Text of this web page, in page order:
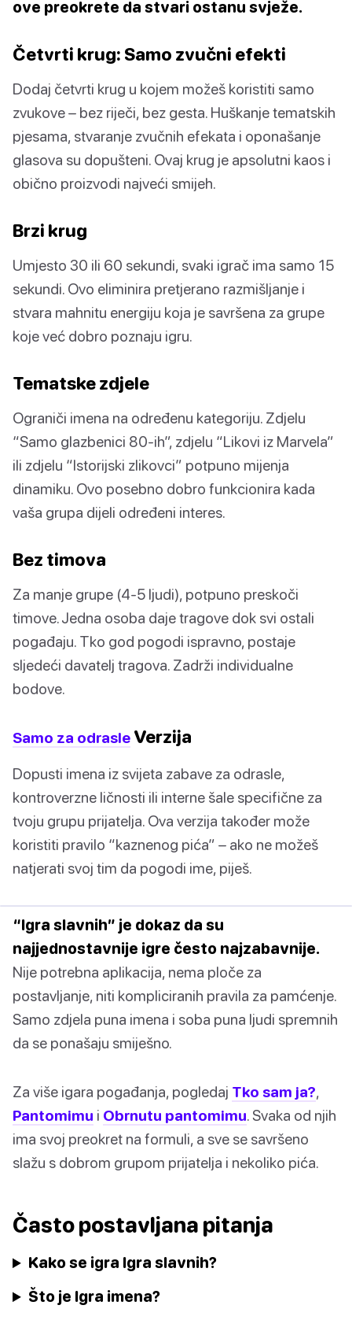
ove preokrete da stvari ostanu svježe.
Četvrti krug: Samo zvučni efekti
Dodaj četvrti krug u kojem možeš koristiti samo
zvukove – bez riječi, bez gesta. Huškanje tematskih
pjesama, stvaranje zvučnih efekata i oponašanje
glasova su dopušteni. Ovaj krug je apsolutni kaos i
obično proizvodi najveći smijeh.
Brzi krug
Umjesto 30 ili 60 sekundi, svaki igrač ima samo 15
sekundi. Ovo eliminira pretjerano razmišljanje i
stvara mahnitu energiju koja je savršena za grupe
koje već dobro poznaju igru.
Tematske zdjele
Ograniči imena na određenu kategoriju. Zdjelu
“Samo glazbenici 80-ih”, zdjelu “Likovi iz Marvela”
ili zdjelu “Istorijski zlikovci” potpuno mijenja
dinamiku. Ovo posebno dobro funkcionira kada
vaša grupa dijeli određeni interes.
Bez timova
Za manje grupe (4-5 ljudi), potpuno preskoči
timove. Jedna osoba daje tragove dok svi ostali
pogađaju. Tko god pogodi ispravno, postaje
sljedeći davatelj tragova. Zadrži individualne
bodove.
Samo za odrasle Verzija
Dopusti imena iz svijeta zabave za odrasle,
kontroverzne ličnosti ili interne šale specifične za
tvoju grupu prijatelja. Ova verzija također može
koristiti pravilo “kaznenog pića” – ako ne možeš
natjerati svoj tim da pogodi ime, piješ.
“Igra slavnih” je dokaz da su
najjednostavnije igre često najzabavnije.
Nije potrebna aplikacija, nema ploče za
postavljanje, niti kompliciranih pravila za pamćenje.
Samo zdjela puna imena i soba puna ljudi spremnih
da se ponašaju smiješno.
Za više igara pogađanja, pogledaj Tko sam ja?,
Pantomimu i Obrnutu pantomimu. Svaka od njih
ima svoj preokret na formuli, a sve se savršeno
slažu s dobrom grupom prijatelja i nekoliko pića.
Často postavljana pitanja
Kako se igra Igra slavnih?
Što je Igra imena?